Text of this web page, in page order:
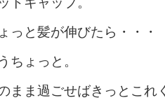
っと髪が伸びたら・・・
ちょっと。
まま過ごせばきっとこれ